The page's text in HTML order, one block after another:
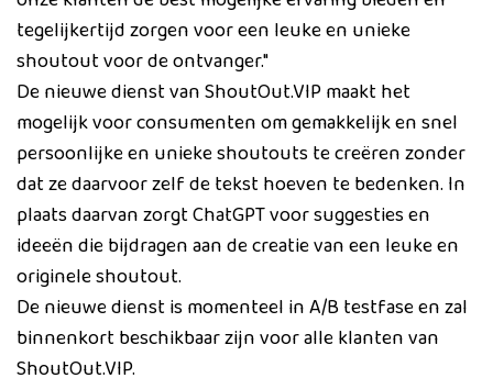
tegelijkertijd zorgen voor een leuke en unieke
shoutout voor de ontvanger."
De nieuwe dienst van ShoutOut.VIP maakt het
mogelijk voor consumenten om gemakkelijk en snel
persoonlijke en unieke shoutouts te creëren zonder
dat ze daarvoor zelf de tekst hoeven te bedenken. In
plaats daarvan zorgt ChatGPT voor suggesties en
ideeën die bijdragen aan de creatie van een leuke en
originele shoutout.
De nieuwe dienst is momenteel in A/B testfase en zal
binnenkort beschikbaar zijn voor alle klanten van
ShoutOut.VIP.